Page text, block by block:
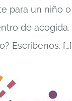
para un niño
de acogida.
Escríbenos. […]